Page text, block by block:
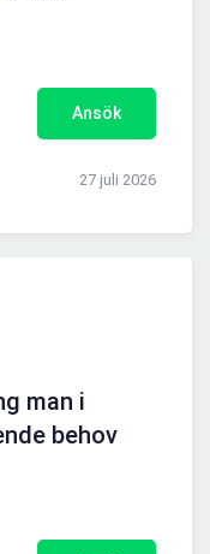
Ansök
27 juli 2026
man i
behov